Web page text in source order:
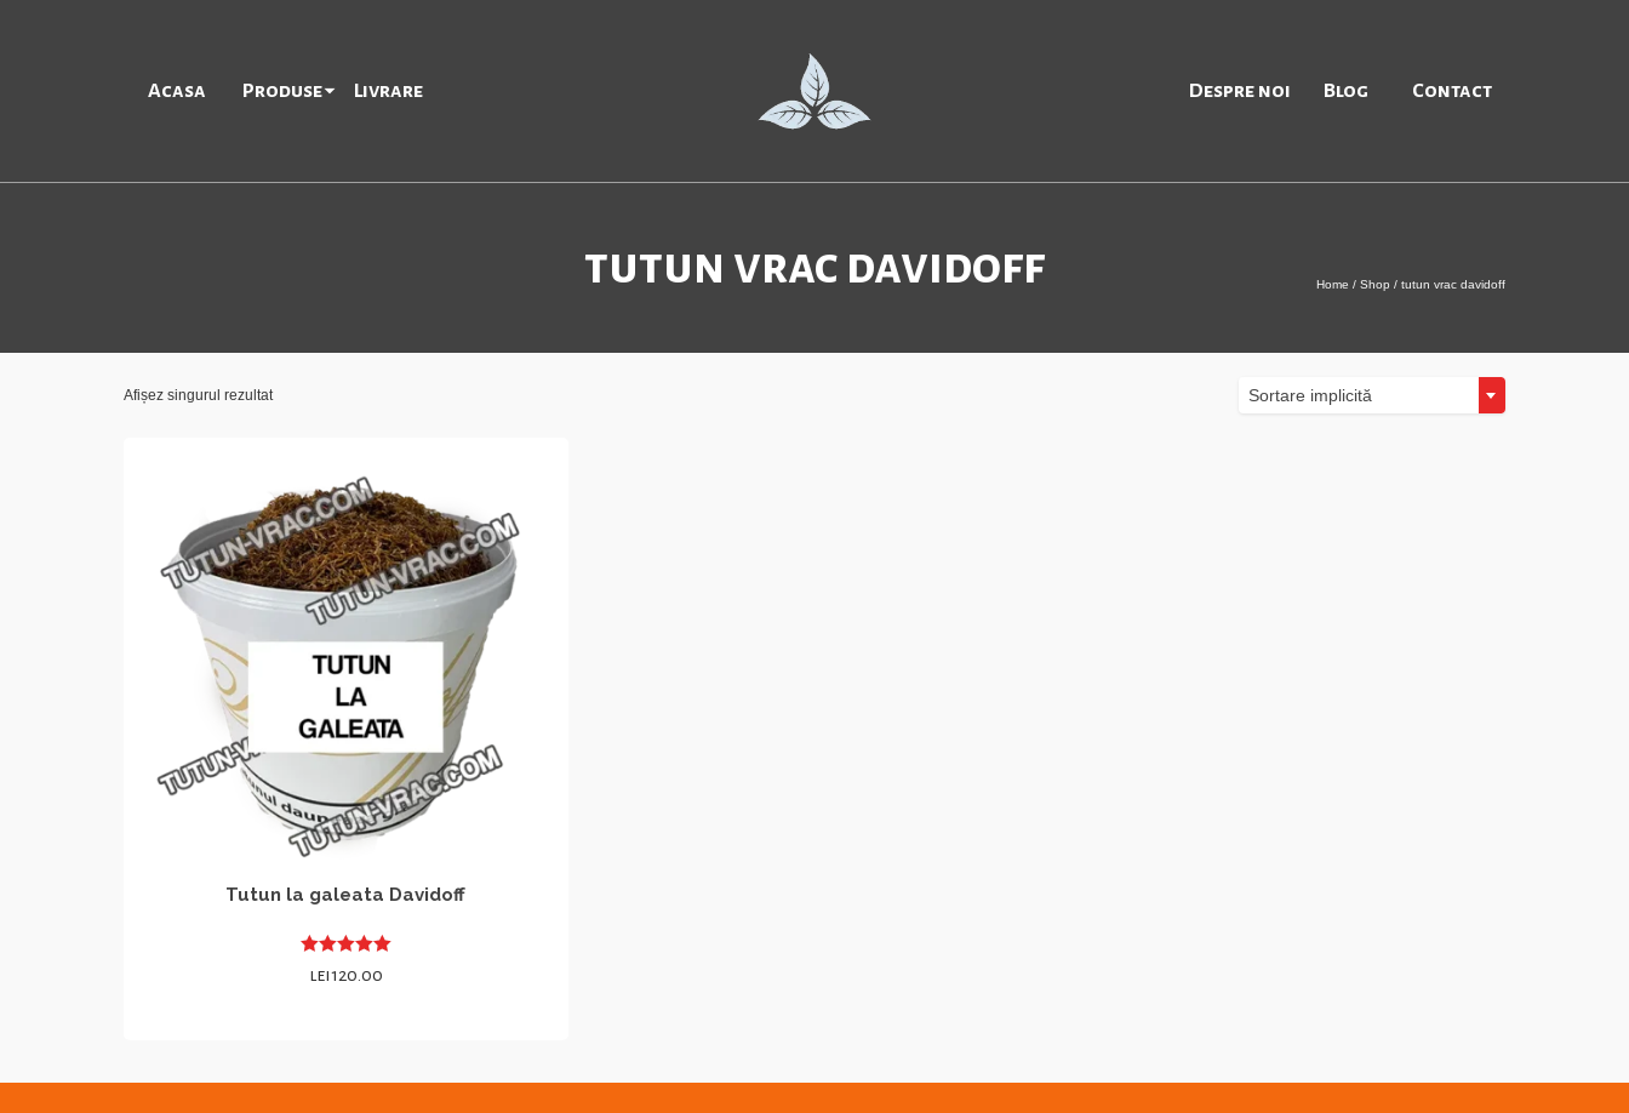
Acasa Produse Livrare Despre noi Blog Contact
tutun vrac davidoff Home / Shop / tutun vrac davidoff
Afișez singurul rezultat Sortare implicită
Tutun la galeata Davidoff
Evaluat la
5.00din 5
lei120.00